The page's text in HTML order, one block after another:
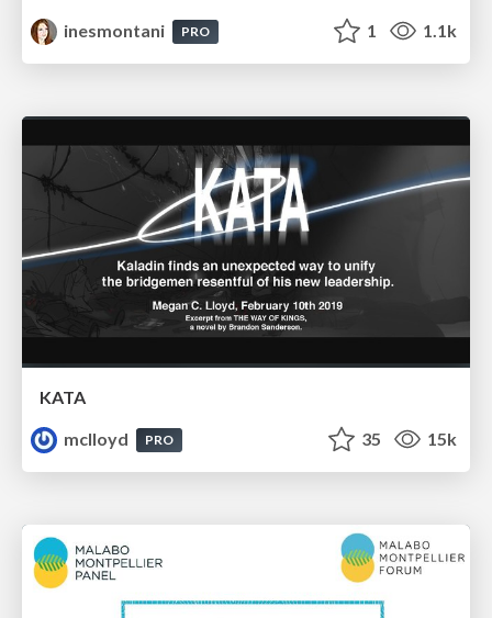
inesmontani
PRO 1 1.1k
KATA
mclloyd
PRO 35 15k